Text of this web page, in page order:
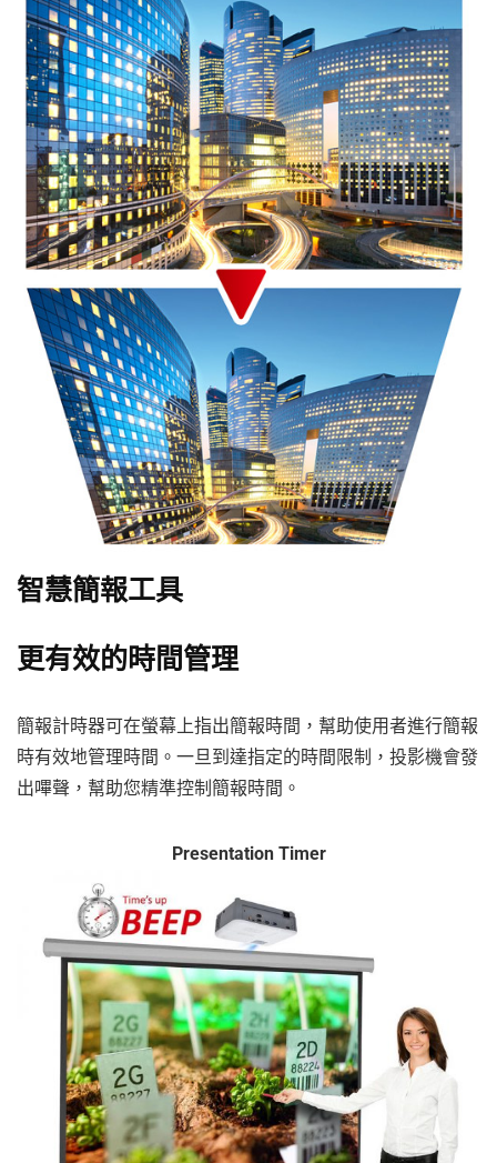
智慧簡報工具
更有效的時間管理
簡報計時器可在螢幕上指出簡報時間，幫助使用者進行簡報
時有效地管理時間。一旦到達指定的時間限制，投影機會發
出嗶聲，幫助您精準控制簡報時間。
Presentation Timer